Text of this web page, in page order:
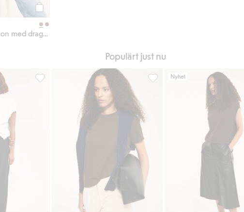
Köp
Populärt just nu
i favoriterBarrelbyxor i trikå, Lägg till i favoriterRegular t-shirt i bomull, Lägg
Nyhet